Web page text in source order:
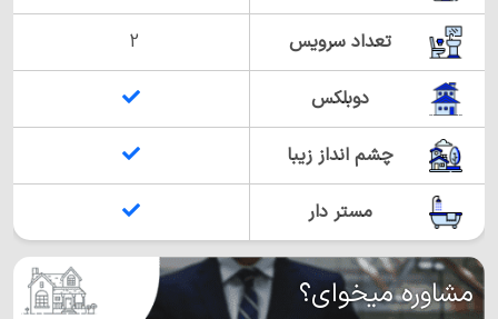
تعداد سرویس 2
دوبلکس
چشم انداز زیبا
مستر دار
مشاوره میخوای؟